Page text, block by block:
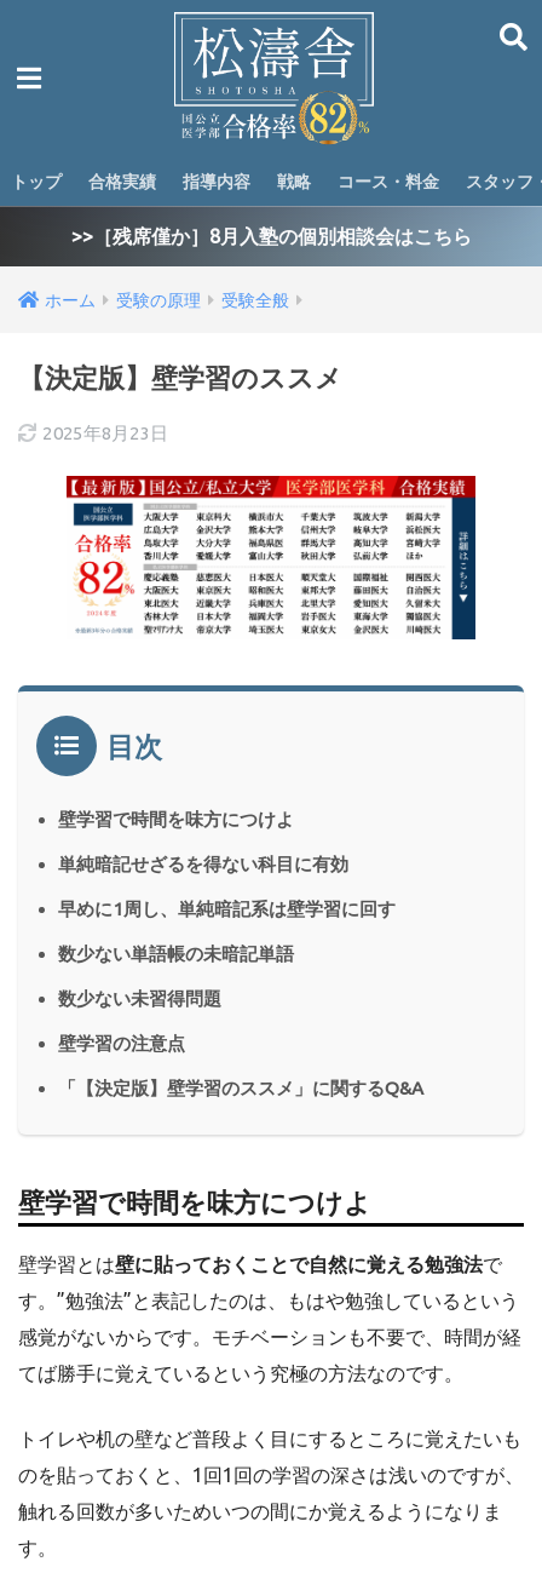
トップ 合格実績 指導内容 戦略 コース・料金 スタッフ
>>［残席僅か］8月入塾の個別相談会はこちら
ホーム 受験の原理 受験全般
【決定版】壁学習のススメ
2025年8月23日
目次
壁学習で時間を味方につけよ
単純暗記せざるを得ない科目に有効
早めに1周し、単純暗記系は壁学習に回す
数少ない単語帳の未暗記単語
数少ない未習得問題
壁学習の注意点
「【決定版】壁学習のススメ」に関するQ&A
壁学習で時間を味方につけよ
壁学習とは壁に貼っておくことで自然に覚える勉強法で
す。”勉強法”と表記したのは、もはや勉強しているという
感覚がないからです。モチベーションも不要で、時間が経
てば勝手に覚えているという究極の方法なのです。
トイレや机の壁など普段よく目にするところに覚えたいも
のを貼っておくと、1回1回の学習の深さは浅いのですが、
触れる回数が多いためいつの間にか覚えるようになりま
す。